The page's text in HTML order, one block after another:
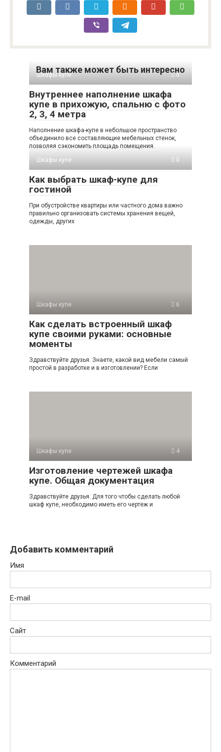
Вам также может быть интересно
Шкафы купе 0
Внутреннее наполнение шкафа
купе в прихожую, спальню c фото
2, 3, 4 метра
Наполнение шкафа-купе в небольшое пространство
объединило все составляющие мебельных стенок,
позволяя сэкономить площадь помещения.
Шкафы купе
0
Как выбрать шкаф-купе для
гостиной
При обустройстве квартиры или частного дома важно
правильно организовать системы хранения вещей,
одежды, других
Шкафы купе 6
Как сделать встроенный шкаф
купе своими руками: основные
моменты
Здравствуйте друзья. Знаете, какой вид мебели самый
простой в разработке и в изготовлении? Если
Шкафы купе 4
Изготовление чертежей шкафа
купе. Общая документация
Здравствуйте друзья. Для того чтобы сделать любой
шкаф купе, необходимо иметь его чертеж и
Добавить комментарий
Имя
E-mail
Сайт
Комментарий